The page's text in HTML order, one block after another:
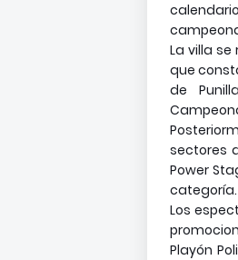
La villa
que
de
sectores
Power
categoría.
Los
Playón